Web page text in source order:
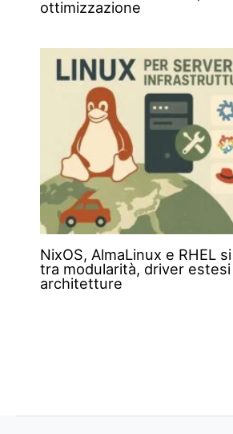
ottimizzazione
NixOS, AlmaLinux e RHEL
tra modularità, driver
architetture